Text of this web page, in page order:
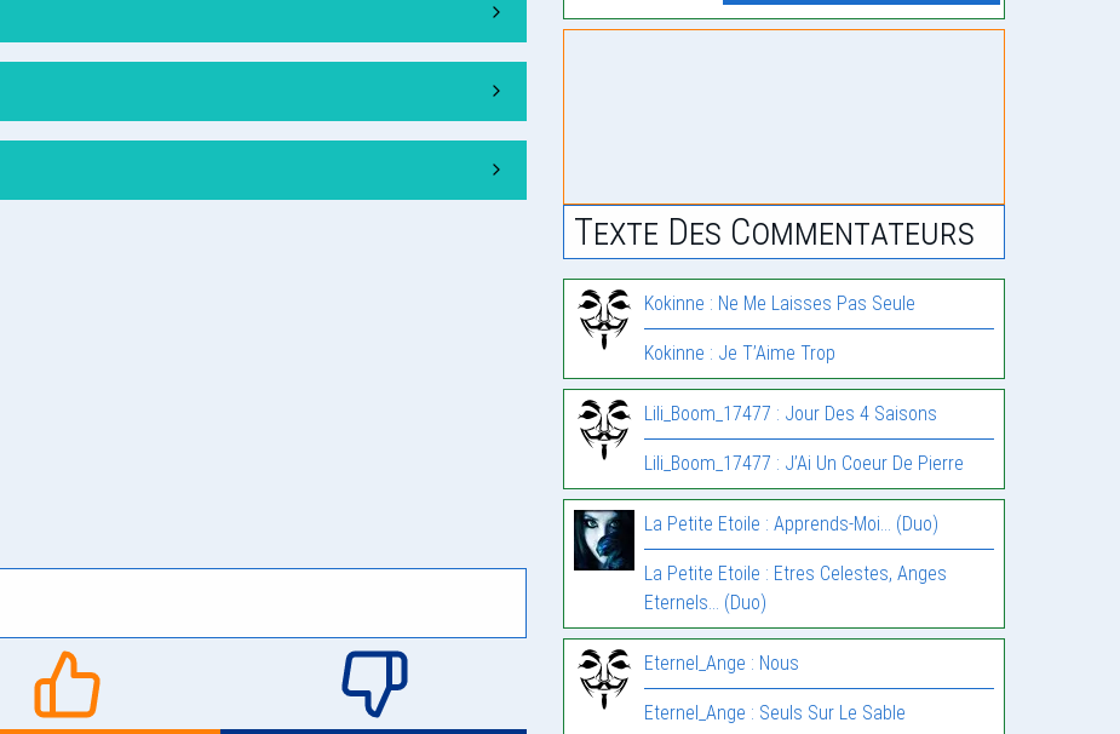
Texte Des Commentateurs
Kokinne : Ne Me Laisses Pas Seule
Kokinne : Je T’Aime Trop
Lili_Boom_17477 : Jour Des 4 Saisons
Lili_Boom_17477 : J’Ai Un Coeur De Pierre
La Petite Etoile : Apprends-Moi… (Duo)
La Petite Etoile : Etres Celestes, Anges
Eternels… (Duo)
Eternel_Ange : Nous
Eternel_Ange : Seuls Sur Le Sable